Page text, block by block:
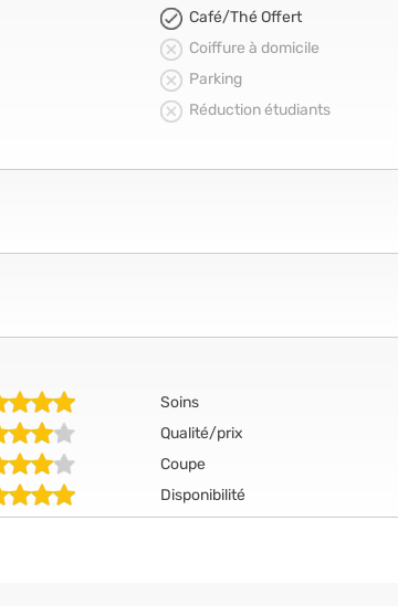
Café/Thé Offert
Coiffure à domicile
Parking
Réduction étudiants
Soins
Qualité/prix
Coupe
Disponibilité